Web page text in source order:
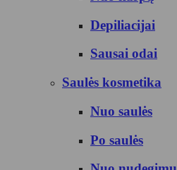
Depiliacijai
Sausai odai
Saulės kosmetika
Nuo saulės
Po saulės